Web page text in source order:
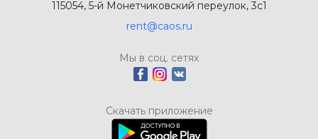
115054, 5-й Монетчиковский переулок, 3с1
rent@caos.ru
Мы в соц. сетях
Скачать приложение